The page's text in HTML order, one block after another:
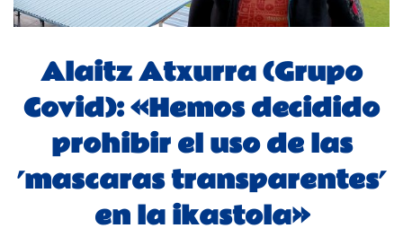
Alaitz Atxurra (Grupo
Covid): «Hemos decidido
prohibir el uso de las
´mascaras transparentes´
en la ikastola»